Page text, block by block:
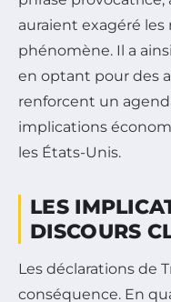
auraient exagéré
phénomène. Il a
en optant pour des
renforcent un
implications
les États-Unis.
LES
DISCOURS
Les déclarations de
conséquence. En